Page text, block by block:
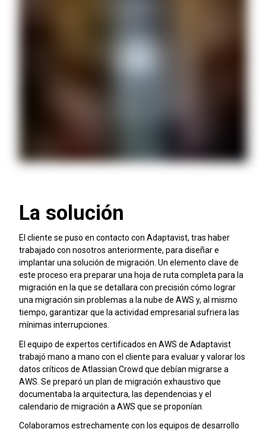
La solución
El cliente se puso en contacto con Adaptavist, tras haber
trabajado con nosotros anteriormente, para diseñar e
implantar una solución de migración. Un elemento clave de
este proceso era preparar una hoja de ruta completa para la
migración en la que se detallara con precisión cómo lograr
una migración sin problemas a la nube de AWS y, al mismo
tiempo, garantizar que la actividad empresarial sufriera las
mínimas interrupciones.
El equipo de expertos certificados en AWS de Adaptavist
trabajó mano a mano con el cliente para evaluar y valorar los
datos críticos de Atlassian Crowd que debían migrarse a
AWS. Se preparó un plan de migración exhaustivo que
documentaba la arquitectura, las dependencias y el
calendario de migración a AWS que se proponían.
Colaboramos estrechamente con los equipos de desarrollo